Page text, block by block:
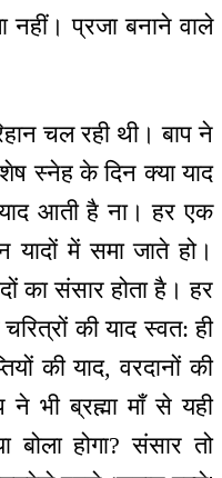
नहीं। प्रजा बनाने वाले
चल रही थी। बाप ने
स्नेह के दिन क्या याद
आती है ना। हर एक
में समा जाते हो।
का संसार होता है। हर
की याद स्वत: ही
की याद, वरदानों की
भी ब्रह्मा माँ से यही
बोला होगा? संसार तो